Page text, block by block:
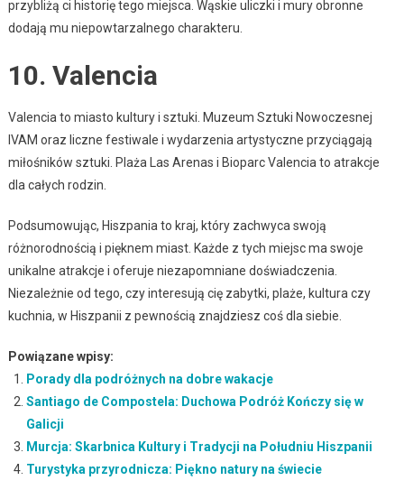
przybliżą ci historię tego miejsca. Wąskie uliczki i mury obronne
dodają mu niepowtarzalnego charakteru.
10. Valencia
Valencia to miasto kultury i sztuki. Muzeum Sztuki Nowoczesnej
IVAM oraz liczne festiwale i wydarzenia artystyczne przyciągają
miłośników sztuki. Plaża Las Arenas i Bioparc Valencia to atrakcje
dla całych rodzin.
Podsumowując, Hiszpania to kraj, który zachwyca swoją
różnorodnością i pięknem miast. Każde z tych miejsc ma swoje
unikalne atrakcje i oferuje niezapomniane doświadczenia.
Niezależnie od tego, czy interesują cię zabytki, plaże, kultura czy
kuchnia, w Hiszpanii z pewnością znajdziesz coś dla siebie.
Powiązane wpisy:
Porady dla podróżnych na dobre wakacje
Santiago de Compostela: Duchowa Podróż Kończy się w
Galicji
Murcja: Skarbnica Kultury i Tradycji na Południu Hiszpanii
Turystyka przyrodnicza: Piękno natury na świecie